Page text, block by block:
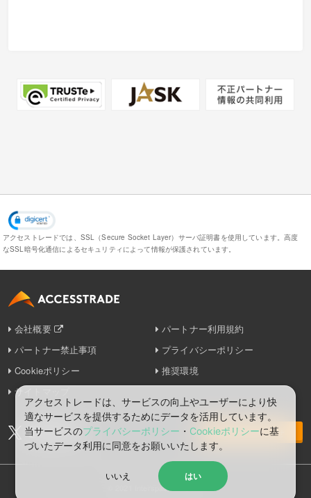
アクセストレードでは、SSL（Secure Socket Layer）サーバ証明書を使用しています。高度
なSSL暗号化通信によるセキュリティによって情報が保護されています。
会社概要
パートナー利用規約
パートナー禁止事項
プライバシーポリシー
Cookieポリシー
推奨環境
サイトマップ
お問い合わせ
© 2021 Interspace Co., Ltd.
アクセストレードは、サービスの向上やユーザーにより快
適なサービスを提供するためにデータを活用しています。
当サービスのプライバシーポリシー ・ Cookieポリシーに基
づいたデータ利⽤に同意をお願いいたします。
いいえ はい